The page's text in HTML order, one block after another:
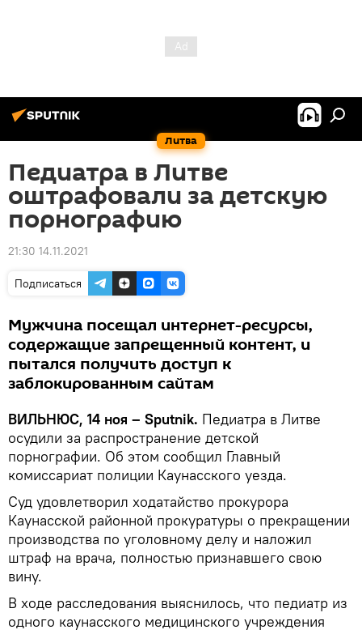
Литва
Педиатра в Литве
оштрафовали за детскую
порнографию
21:30 14.11.2021
Подписаться
Мужчина посещал интернет-ресурсы,
содержащие запрещенный контент, и
пытался получить доступ к
заблокированным сайтам
ВИЛЬНЮС, 14 ноя – Sputnik. Педиатра в Литве
осудили за распространение детской
порнографии. Об этом сообщил Главный
комиссариат полиции Каунасского уезда.
Суд удовлетворил ходатайство прокурора
Каунасской районной прокуратуры о прекращении
производства по уголовному делу и наложил
штраф на врача, полностью признавшего свою
вину.
В ходе расследования выяснилось, что педиатр из
одного каунасского медицинского учреждения